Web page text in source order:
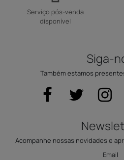
Serviço pós-venda
disponível
Siga-
Também estamos
Acompanhe nossas novidades e
Email